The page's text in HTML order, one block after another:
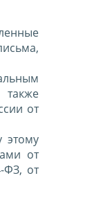
от
этому
от
ФЗ, от